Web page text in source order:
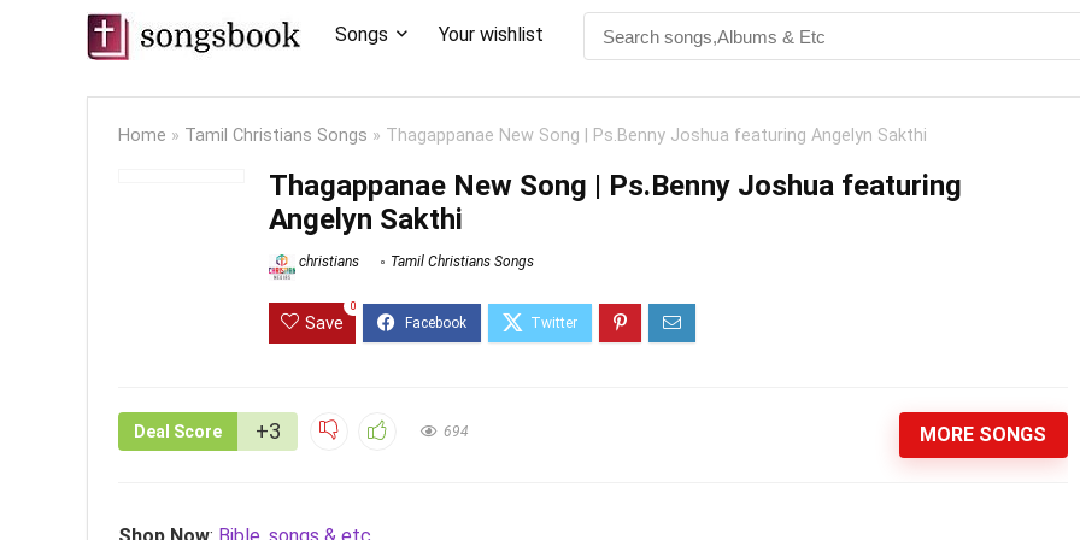
Songs Your wishlist
Home » Tamil Christians Songs » Thagappanae New Song | Ps.Benny Joshua featuring Angelyn Sakthi
Thagappanae New Song | Ps.Benny Joshua featuring
Angelyn Sakthi
christians Tamil Christians Songs
Save
0
Deal Score +3 694 MORE SONGS